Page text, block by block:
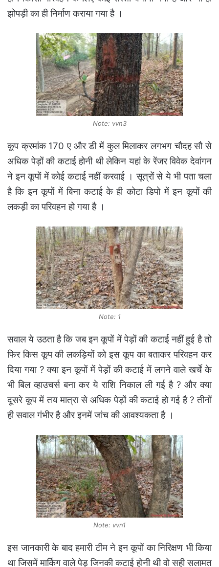
झोपड़ी का ही निर्माण कराया गया है ।
Note: vvn3
कूप क्रमांक 170 ए और डी में कुल मिलाकर लगभग चौदह सौ से
अधिक पेड़ों की कटाई होनी थी लेकिन यहां के रेंजर विवेक देवांगन
ने इन कूपों में कोई कटाई नहीं करवाई । सूत्रों से ये भी पता चला
है कि इन कूपों में बिना कटाई के ही कोटा डिपो में इन कूपों की
लकड़ी का परिवहन हो गया है ।
Note: 1
सवाल ये उठता है कि जब इन कूपों में पेड़ों की कटाई नहीं हुई है तो
फिर किस कूप की लकड़ियों को इस कूप का बताकर परिवहन कर
दिया गया ? क्या इन कूपों में पेड़ों की कटाई में लगने वाले खर्चे के
भी बिल व्हाउचर्स बना कर ये राशि निकाल ली गई है ? और क्या
दूसरे कूप में तय मात्रा से अधिक पेड़ों की कटाई हो गई है ? तीनों
ही सवाल गंभीर है और इनमें जांच की आवश्यकता है ।
Note: vvn1
इस जानकारी के बाद हमारी टीम ने इन कूपों का निरिक्षण भी किया
था जिसमें मार्किग वाले पेड़ जिनकी कटाई होनी थी वो सही सलामत